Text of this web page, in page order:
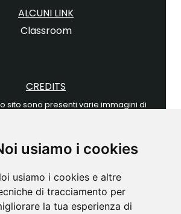
usiamo i cookies
usiamo i cookies e altre
di tracciamento per
la tua esperienza di
ALCUNI LINK
Classroom
CREDITS
sito sono presenti varie immagini di
in licenza tramite
attribuzione).
basato su un template di
Templates.
sono fornite daPixabay(senza
attribuzione).